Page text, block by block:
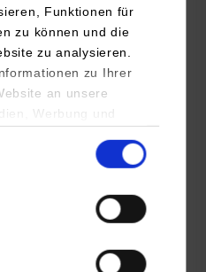
Funktionen für
zu können und die
zu analysieren.
zu Ihrer
an unsere
Werbung und
führen diese
ihnen bereitgestellt
Ihrer Nutzung
insbesondere
Mitarbeiterführung